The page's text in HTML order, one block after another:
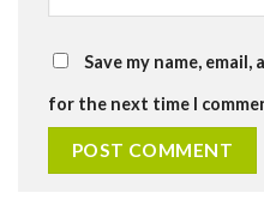
Save my name,
for the next time I